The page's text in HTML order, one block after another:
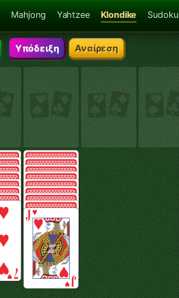
Mahjong Yahtzee Klondike Sudoku
Υπόδειξη Αναίρεση